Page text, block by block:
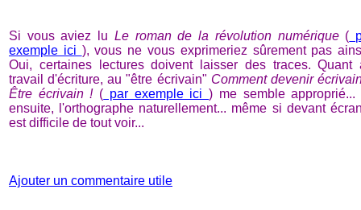
Si vous aviez lu Le roman de la révolution numérique(
exemple ici ), vous ne vous exprimeriez sûrement pas
Oui, certaines lectures doivent laisser des traces. Quant
travail d'écriture, au "être écrivain" Comment devenir
Être écrivain !( par exemple ici) me semble approprié...
ensuite, l'orthographe naturellement... même si devant
est difficile de tout voir...
Ajouter un commentaire utile